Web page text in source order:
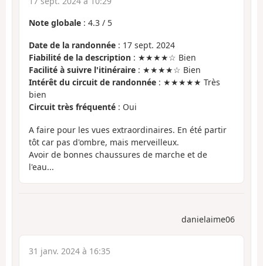
Note globale : 4.3 / 5
Date de la randonnée : 17 sept. 2024
Fiabilité de la description : ★★★★☆ Bien
Facilité à suivre l'itinéraire : ★★★★☆ Bien
Intérêt du circuit de randonnée : ★★★★★ Très
bien
Circuit très fréquenté : Oui
A faire pour les vues extraordinaires. En été partir
tôt car pas d'ombre, mais merveilleux.
Avoir de bonnes chaussures de marche et de
l'eau...
danielaime06
31 janv. 2024 à 16:35